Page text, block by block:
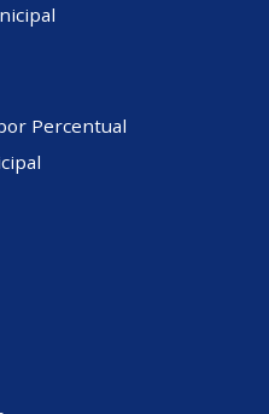
Percentual